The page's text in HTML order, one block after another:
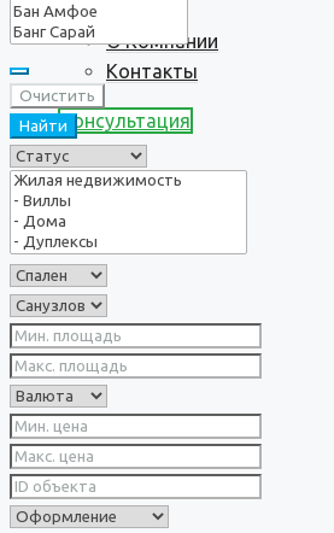
О Компании
Контакты
Консультация
Очистить
Найти